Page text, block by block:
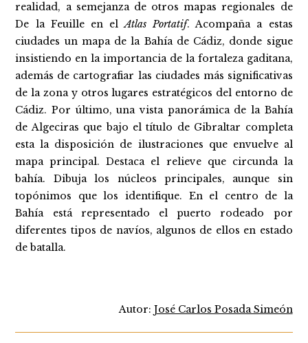
realidad, a semejanza de otros mapas regionales de
De la Feuille en elAtlas Portatif. Acompaña a estas
ciudades un mapa de la Bahía de Cádiz, donde sigue
insistiendo en la importancia de la fortaleza gaditana,
además de cartografiar las ciudades más significativas
de la zona y otros lugares estratégicos del entorno de
Cádiz. Por último, una vista panorámica de la Bahía
de Algeciras que bajo el título de Gibraltar completa
esta la disposición de ilustraciones que envuelve al
mapa principal. Destaca el relieve que circunda la
bahía. Dibuja los núcleos principales, aunque sin
topónimos que los identifique. En el centro de la
Bahía está representado el puerto rodeado por
diferentes tipos de navíos, algunos de ellos en estado
de batalla.
Autor: José Carlos Posada Simeón